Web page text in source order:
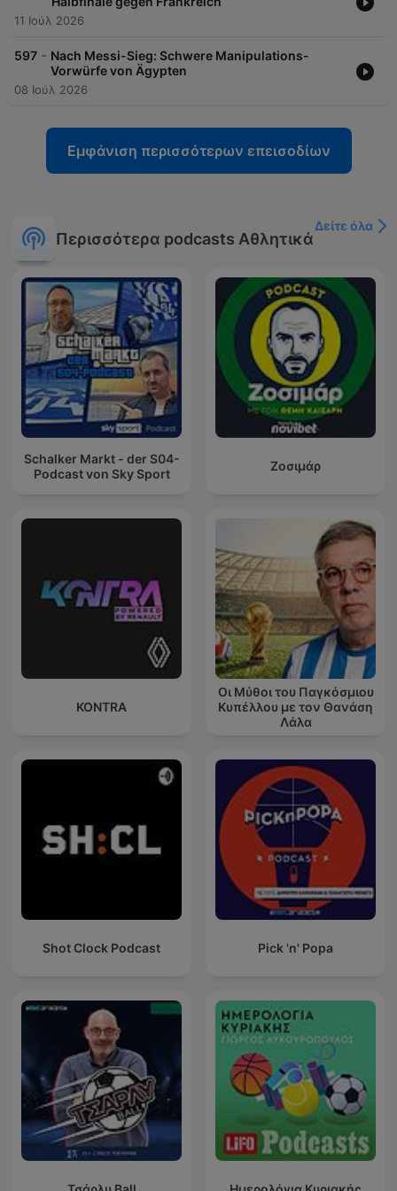
Kroos, Lukas Podolski oder Lothar Matthäus.
11 Ιούλ 2026
597 - Nach Messi-Sieg: Schwere Manipulations-
Vorwürfe von Ägypten
08 Ιούλ 2026
Εμφάνιση περισσότερων επεισοδίων
Περισσότερα podcasts Αθλητικά
Δείτε όλα
Schalker Markt - der S04-
Podcast von Sky Sport
Ζοσιμάρ
KONTRA
Οι Μύθοι του Παγκόσμιου
Κυπέλλου με τον Θανάση
Λάλα
Shot Clock Podcast Pick 'n' Popa